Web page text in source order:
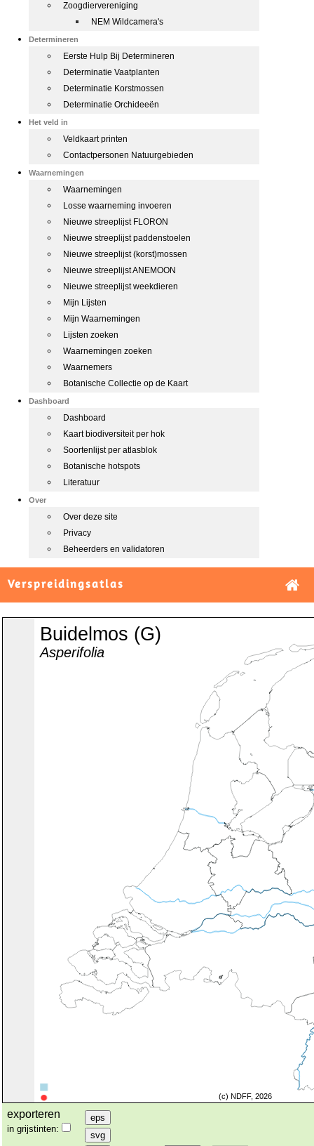
Zoogdiervereniging
NEM Wildcamera's
Determineren
Eerste Hulp Bij Determineren
Determinatie Vaatplanten
Determinatie Korstmossen
Determinatie Orchideeën
Het veld in
Veldkaart printen
Contactpersonen Natuurgebieden
Waarnemingen
Waarnemingen
Losse waarneming invoeren
Nieuwe streeplijst FLORON
Nieuwe streeplijst paddenstoelen
Nieuwe streeplijst (korst)mossen
Nieuwe streeplijst ANEMOON
Nieuwe streeplijst weekdieren
Mijn Lijsten
Mijn Waarnemingen
Lijsten zoeken
Waarnemingen zoeken
Waarnemers
Botanische Collectie op de Kaart
Dashboard
Dashboard
Kaart biodiversiteit per hok
Soortenlijst per atlasblok
Botanische hotspots
Literatuur
Over
Over deze site
Privacy
Beheerders en validatoren
Verspreidingsatlas